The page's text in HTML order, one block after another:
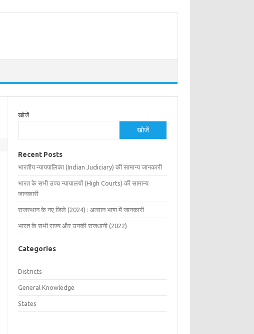
खोजें
खोजें
Recent Posts
भारतीय न्यायपालिका (Indian Judiciary) की सामान्य जानकारी
भारत के सभी उच्च न्यायालयों (High Courts) की सामान्य
जानकारी
राजस्थान के नए जिले (2024) : आसान भाषा में जानकारी
भारत के सभी राज्य और उनकी राजधानी (2022)
Categories
Districts
General Knowledge
States